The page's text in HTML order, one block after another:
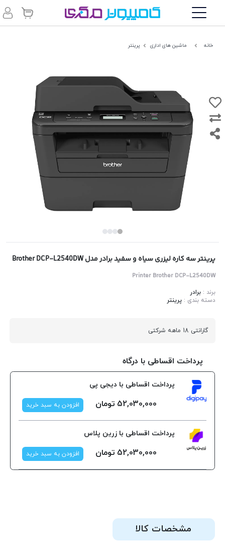
خانه ماشین های اداری پرینتر
پرینتر سه کاره لیزری سیاه و سفید برادر مدل Brother DCP-L2540DW
Printer Brother DCP-L2540DW
برند :برادر
دسته بندی :پرینتر
گارانتی 18 ماهه شرکتی
پرداخت اقساطی با درگاه
پرداخت اقساطی با دیجی پی
52,030,000 تومان افزودن به سبد خرید
پرداخت اقساطی با زرین پلاس
52,030,000 تومان افزودن به سبد خرید
مشخصات کالا